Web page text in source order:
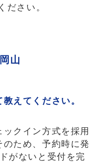
ださい。
山
えてください。
クイン方式を採用
のため、予約時に発
がないと受付を完